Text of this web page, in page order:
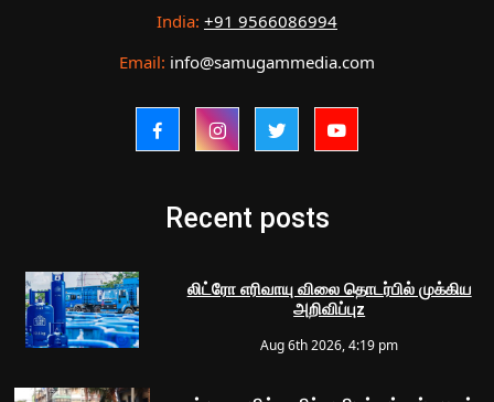
India: +91 9566086994
Email: info@samugammedia.com
Recent posts
லிட்ரோ எரிவாயு விலை தொடர்பில் முக்கிய
அறிவிப்புz
Aug 6th 2026, 4:19 pm